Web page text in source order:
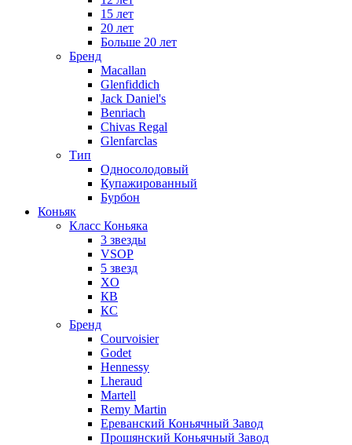
15 лет
20 лет
Больше 20 лет
Бренд
Macallan
Glenfiddich
Jack Daniel's
Benriach
Chivas Regal
Glenfarclas
Тип
Односолодовый
Купажированный
Бурбон
Коньяк
Класс Коньяка
3 звезды
VSOP
5 звезд
XO
КВ
КС
Бренд
Courvoisier
Godet
Hennessy
Lheraud
Martell
Remy Martin
Ереванский Коньячный Завод
Прошянский Коньячный Завод